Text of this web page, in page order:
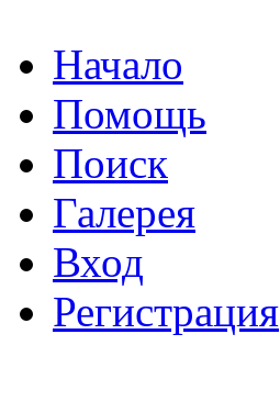
Начало
Помощь
Поиск
Галерея
Вход
Регистрация